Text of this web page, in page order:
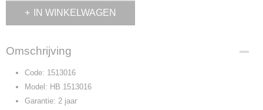
IN WINKELWAGEN
Omschrijving
Code: 1513016
Model: HB 1513016
Garantie: 2 jaar